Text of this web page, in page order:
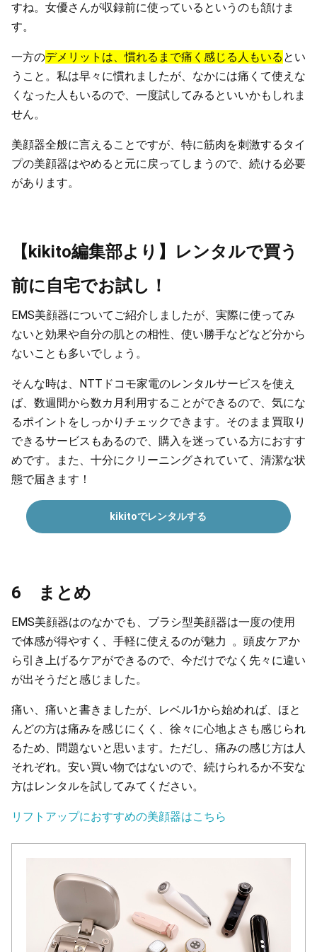
すね。女優さんが収録前に使っているというのも頷けま
す。
一方のデメリットは、慣れるまで痛く感じる人もいる とい
うこと。私は早々に慣れましたが、なかには痛くて使えな
くなった人もいるので、一度試してみるといいかもしれま
せん。
美顔器全般に言えることですが、特に筋肉を刺激するタイ
プの美顔器はやめると元に戻ってしまうので、続ける必要
があります。
【kikito編集部より】レンタルで買う
前に自宅でお試し！
EMS美顔器についてご紹介しましたが、実際に使ってみ
ないと効果や自分の肌との相性、使い勝手などなど分から
ないことも多いでしょう。
そんな時は、NTTドコモ家電のレンタルサービスを使え
ば、数週間から数カ月利用することができるので、気にな
るポイントをしっかりチェックできます。そのまま買取り
できるサービスもあるので、購入を迷っている方におすす
めです。また、十分にクリーニングされていて、清潔な状
態で届きます！
kikitoでレンタルする
6 まとめ
EMS美顔器はのなかでも、ブラシ型美顔器は一度の使用
で体感が得やすく、手軽に使えるのが魅力 。頭皮ケアか
ら引き上げるケアができるので、今だけでなく先々に違い
が出そうだと感じました。
痛い、痛いと書きましたが、レベル1から始めれば、ほと
んどの方は痛みを感じにくく、徐々に心地よさも感じられ
るため、問題ないと思います。ただし、痛みの感じ方は人
それぞれ。安い買い物ではないので、続けられるか不安な
方はレンタルを試してみてください。
リフトアップにおすすめの美顔器はこちら